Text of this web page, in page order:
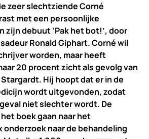
zeer slechtziende Corné
met een persoonlijke
zijn debuut ‘Pak het bot!’, door
Ronald Giphart. Corné wil
worden, maar heeft
20 procent zicht als gevolg van
Hij hoopt dat er in de
wordt uitgevonden, zodat
niet slechter wordt. De
boek gaan naar het
naar de behandeling